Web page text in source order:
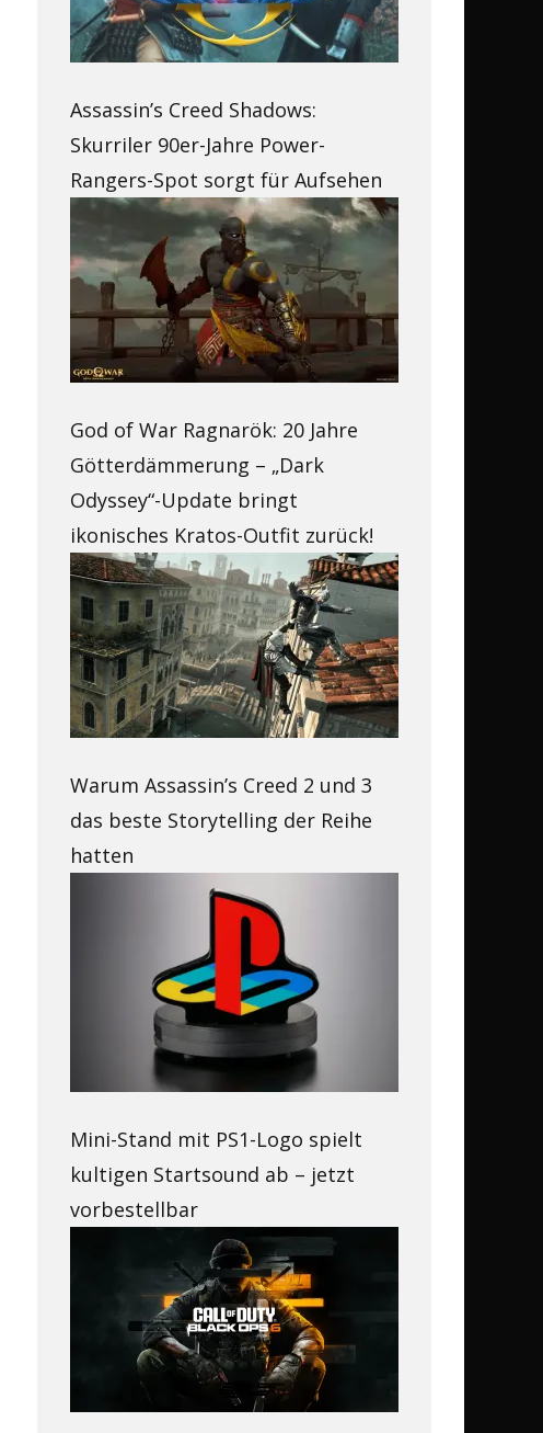
Assassin’s Creed Shadows:
Skurriler 90er-Jahre Power-
Rangers-Spot sorgt für Aufsehen
God of War Ragnarök: 20 Jahre
Götterdämmerung – „Dark
Odyssey“-Update bringt
ikonisches Kratos-Outfit zurück!
Warum Assassin’s Creed 2 und 3
das beste Storytelling der Reihe
hatten
Mini-Stand mit PS1-Logo spielt
kultigen Startsound ab – jetzt
vorbestellbar